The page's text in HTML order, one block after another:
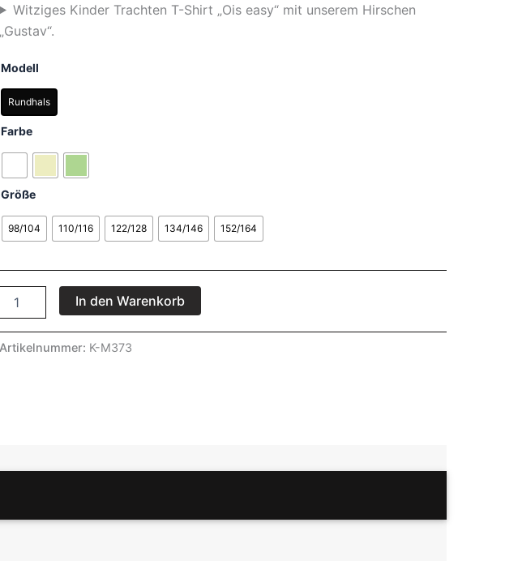
Witziges Kinder Trachten T-Shirt „Ois easy“ mit unserem Hirschen
„Gustav“.
Modell
Rundhals
Farbe
Größe
98/104 110/116 122/128 134/146 152/164
In den Warenkorb
Artikelnummer: K-M373